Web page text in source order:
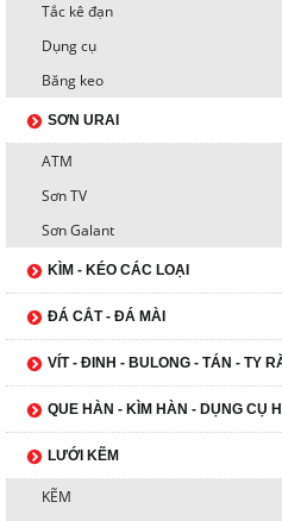
Tắc kê đạn
Dụng cụ
Băng keo
SƠN URAI
ATM
Sơn TV
Sơn Galant
KÌM - KÉO CÁC LOẠI
ĐÁ CẮT - ĐÁ MÀI
VÍT - ĐINH - BULONG - TÁN - TY
QUE HÀN - KÌM HÀN - DỤNG CỤ
LƯỚI KẼM
KẼM